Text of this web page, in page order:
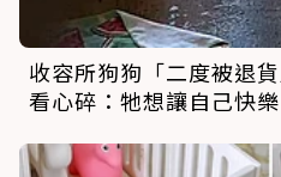
收容所狗狗「二度被退
看心碎：牠想讓自己快樂